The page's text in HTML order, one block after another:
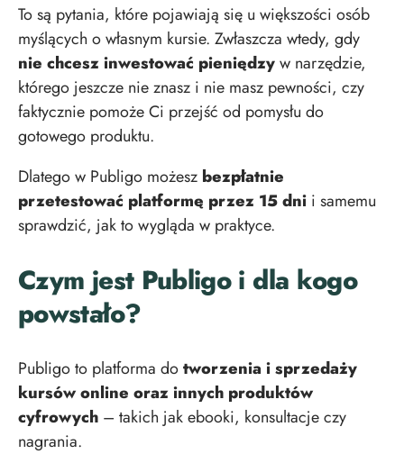
To są pytania, które pojawiają się u większości osób
myślących o własnym kursie. Zwłaszcza wtedy, gdy
nie chcesz inwestować pieniędzyw narzędzie,
którego jeszcze nie znasz i nie masz pewności, czy
faktycznie pomoże Ci przejść od pomysłu do
gotowego produktu.
Dlatego w Publigo możesz bezpłatnie
przetestować platformę przez 15 dni i samemu
sprawdzić, jak to wygląda w praktyce.
Czym jest Publigo i dla kogo
powstało?
Publigo to platforma dotworzenia i sprzedaży
kursów online oraz innych produktów
cyfrowych – takich jak ebooki, konsultacje czy
nagrania.